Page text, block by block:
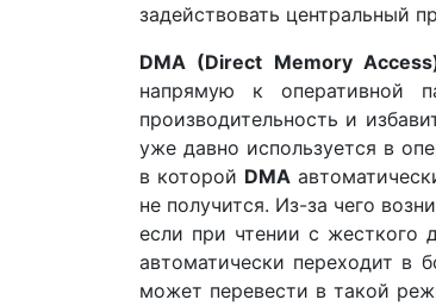
задействовать центральный
DMA (Direct Memory
напрямую к оперативной
производительность и
уже давно используется в
в которой DMA
не получится. Из-за чего
если при чтении с жесткого
автоматически переходит в
может перевести в такой